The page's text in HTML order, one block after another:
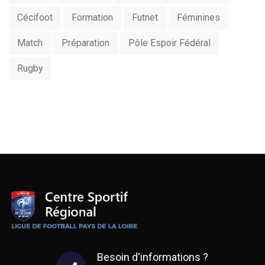
Cécifoot Formation Futnet Féminines
Match Préparation Pôle Espoir Fédéral
Rugby
Besoin d'informations ?